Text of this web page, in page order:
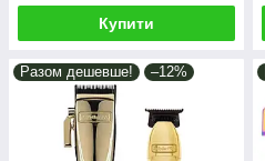
Купити
Разом дешевше! –12%